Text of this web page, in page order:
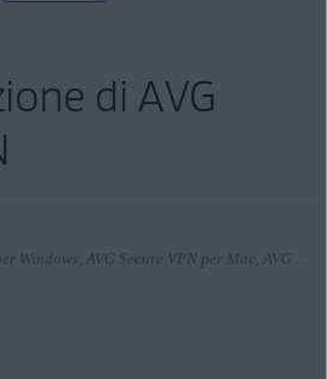
di AVG
Si applica a AVG Secure VPN per Windows, AVG Secure VPN per Mac, AVG Secure VPN per Android, AVG Secure VPN per iOS